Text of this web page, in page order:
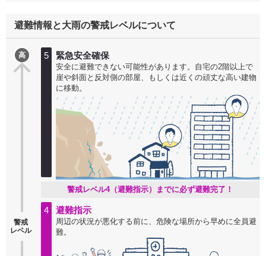
避難情報と大雨の警戒レベルについて
警戒
レベル
高 5 緊急安全確保
安全に避難できない可能性があります。自宅の2階以上で
崖や斜面と反対側の部屋、もしくは近くの頑丈な高い建物
に移動。
警戒レベル4（避難指示）までに必ず避難完了！
4 避難指示
周辺の状況が悪化する前に、危険な場所から早めに全員避
難。